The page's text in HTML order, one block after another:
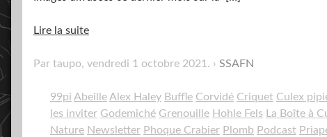
Lire la suite
Par taupo, vendredi 1 octobre 2021 . SSAFN
99pi Abeille Alex Haley Buffle Corvidé Criquet Culex
les inviter Godemiché Grenouille Hohle Fels La Boîte à
Nature Newsletter Phoque Crabier Plomb Podcast